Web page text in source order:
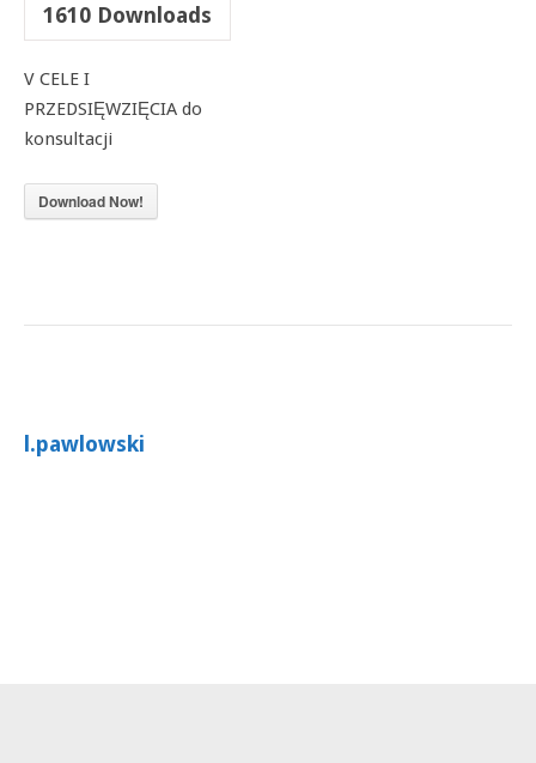
1610 Downloads
V CELE I
PRZEDSIĘWZIĘCIA do
konsultacji
Download Now!
l.pawlowski